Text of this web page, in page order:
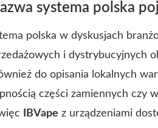
systema polska
polska w dyskusjach
i dystrybucyjnych
do opisania lokalnych
części zamiennych czy
IBVape z urządzeniami